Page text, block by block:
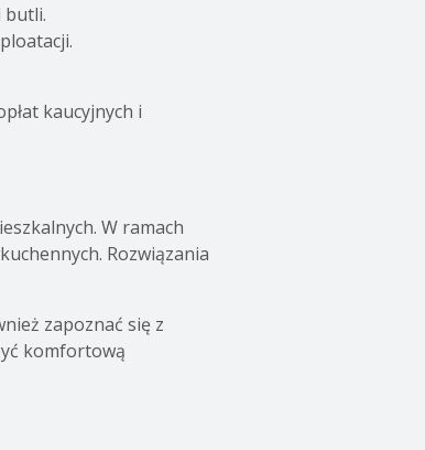
butli.
kaucyjnych i
W ramach
Rozwiązania
zapoznać się z
komfortową